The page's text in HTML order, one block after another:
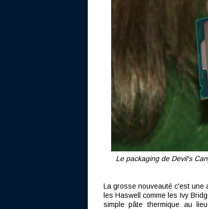
Le packaging de Devil's
La grosse nouveauté c'est une
les Haswell comme les Ivy
simple pâte thermique au